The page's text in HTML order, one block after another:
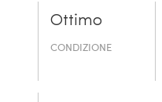
Ottimo
CONDIZIONE